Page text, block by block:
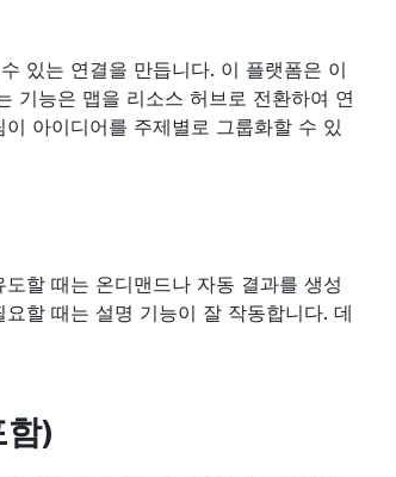
있는 연결을 만듭니다. 이 플랫폼은 이
기능은 맵을 리소스 허브로 전환하여 연
아이디어를 주제별로 그룹화할 수 있
할 때는 온디맨드나 자동 결과를 생성
할 때는 설명 기능이 잘 작동합니다. 데
함)